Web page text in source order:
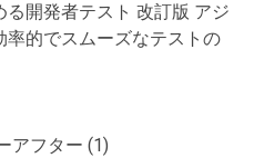
る開発者テスト 改訂版 アジ
率的でスムーズなテストの
アフター (1)